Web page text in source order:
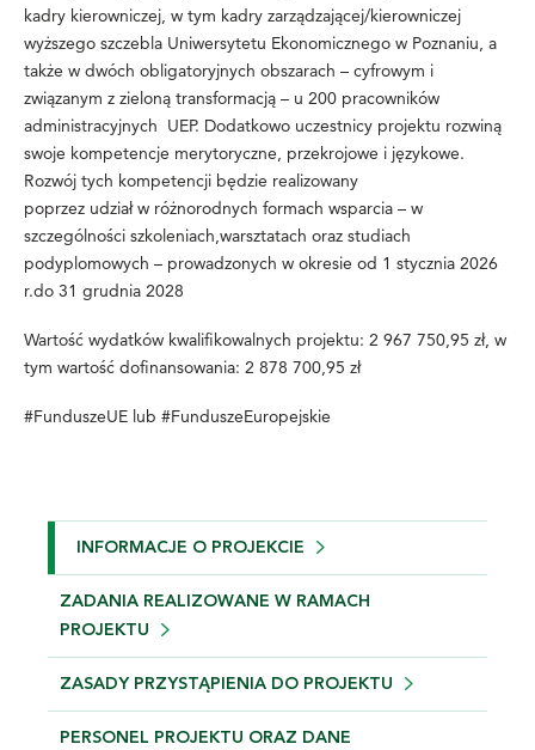
kadry kierowniczej, w tym kadry zarządzającej/kierowniczej
wyższego szczebla Uniwersytetu Ekonomicznego w Poznaniu, a
także w dwóch obligatoryjnych obszarach – cyfrowym i
związanym z zieloną transformacją – u 200 pracowników
administracyjnych UEP. Dodatkowo uczestnicy projektu rozwiną
swoje kompetencje merytoryczne, przekrojowe i językowe.
Rozwój tych kompetencji będzie realizowany
poprzez udział w różnorodnych formach wsparcia – w
szczególności szkoleniach,warsztatach oraz studiach
podyplomowych – prowadzonych w okresie od 1 stycznia 2026
r.do 31 grudnia 2028
Wartość wydatków kwalifikowalnych projektu: 2 967 750,95 zł, w
tym wartość dofinansowania: 2 878 700,95 zł
#FunduszeUE lub #FunduszeEuropejskie
INFORMACJE O PROJEKCIE
ZADANIA REALIZOWANE W RAMACH
PROJEKTU
ZASADY PRZYSTĄPIENIA DO PROJEKTU
PERSONEL PROJEKTU ORAZ DANE